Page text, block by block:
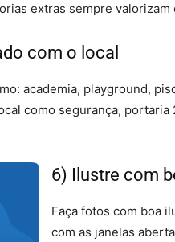
extras sempre valorizam
com o local
academia, playground,
como segurança,
6) Ilustre com
Faça fotos com boa
com as janelas